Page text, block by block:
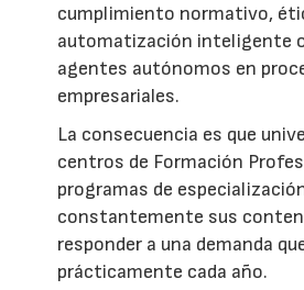
cumplimiento normativo,
automatización inteligente
agentes autónomos en
empresariales.
La consecuencia es que
centros de Formación
programas de
constantemente sus
responder a una demanda
prácticamente cada año.